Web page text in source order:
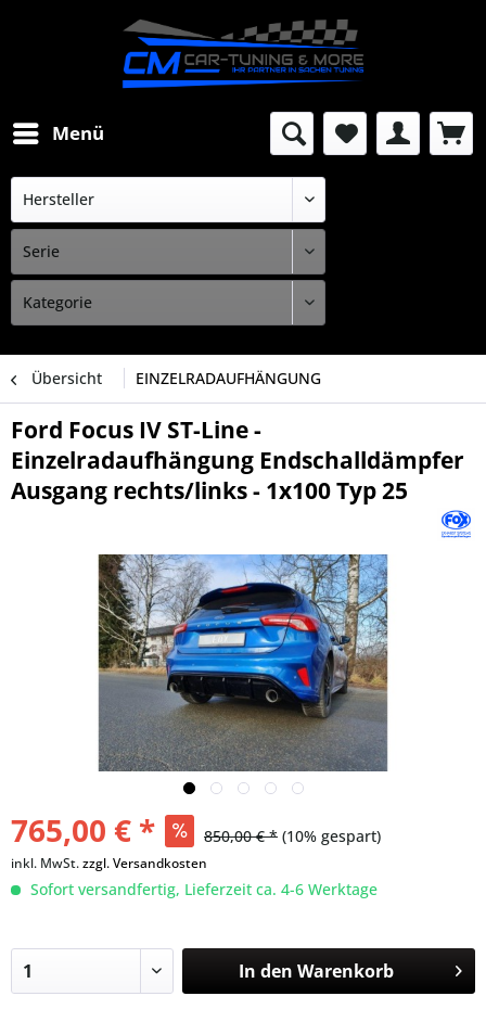
Menü
Übersicht EINZELRADAUFHÄNGUNG
Ford Focus IV ST-Line -
Einzelradaufhängung Endschalldämpfer
Ausgang rechts/links - 1x100 Typ 25
765,00 € * 850,00 € * (10% gespart)
inkl. MwSt.zzgl. Versandkosten
Sofort versandfertig, Lieferzeit ca. 4-6 Werktage
In den Warenkorb